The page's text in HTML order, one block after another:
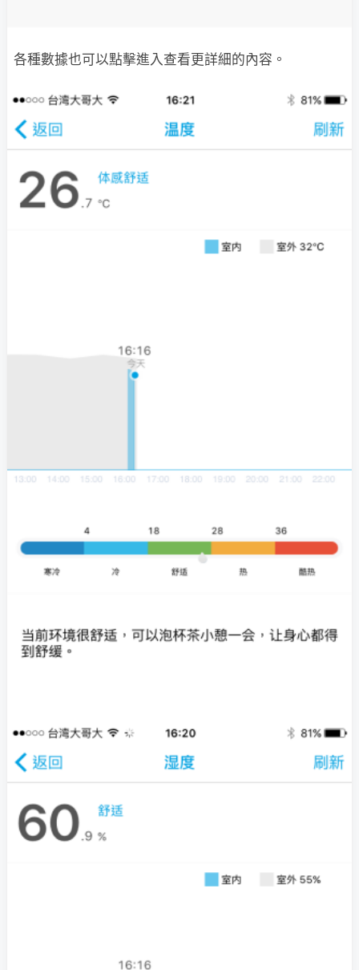
各種數據也可以點擊進入查看更詳細的內容。